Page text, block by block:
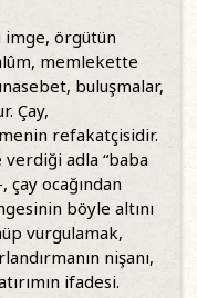
imge, örgütün
memlekette
buluşmalar,
Çay,
refakatçisidir.
verdiği adla “baba
çay ocağından
böyle altını
vurgulamak,
nişanı,
ifadesi.